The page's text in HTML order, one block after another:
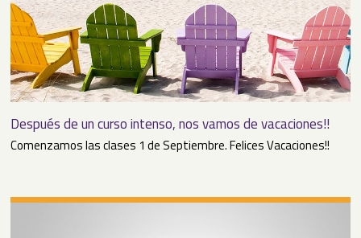
Después de un curso intenso, nos vamos de vacaciones!!
Comenzamos las clases 1 de Septiembre. Felices Vacaciones!!